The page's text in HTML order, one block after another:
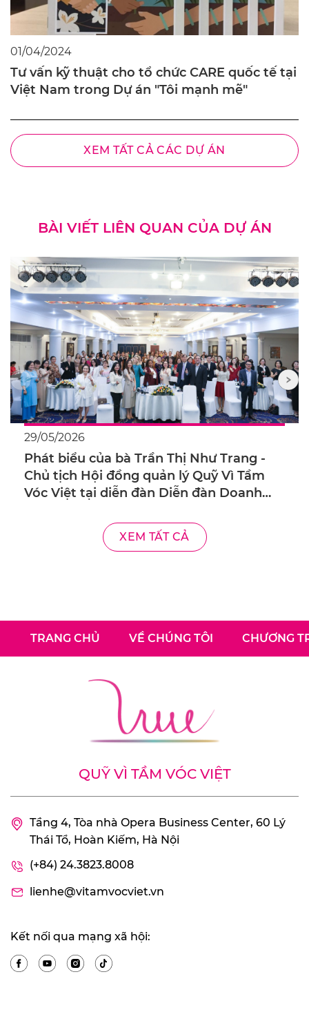
01/04/2024
Tư vấn kỹ thuật cho tổ chức CARE quốc tế tại
Việt Nam trong Dự án "Tôi mạnh mẽ"
XEM TẤT CẢ CÁC DỰ ÁN
BÀI VIẾT LIÊN QUAN CỦA DỰ ÁN
29/05/2026
Phát biểu của bà Trần Thị Như Trang -
Chủ tịch Hội đồng quản lý Quỹ Vì Tầm
Vóc Việt tại diễn đàn Diễn đàn Doanh
trong kinh doanh – Từ Chính sách tới
XEM TẤT CẢ
TRANG CHỦ VỀ CHÚNG TÔI CHƯƠNG
QUỸ VÌ TẦM VÓC VIỆT
Tầng 4, Tòa nhà Opera Business Center, 60 Lý
Thái Tổ, Hoàn Kiếm, Hà Nội
(+84) 24.3823.8008
lienhe@vitamvocviet.vn
Kết nối qua mạng xã hội: